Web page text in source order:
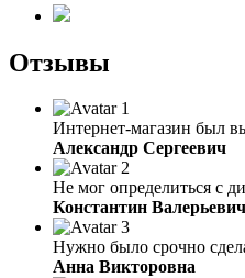
Отзывы
Интернет-магазин был
Александр Сергеевич
Не мог определиться с
Константин Валерьевич
Нужно было срочно
Анна Викторовна